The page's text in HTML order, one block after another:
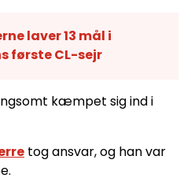
laver 13 mål i
første CL-sejr
kæmpet sig ind i
tog ansvar, og han var